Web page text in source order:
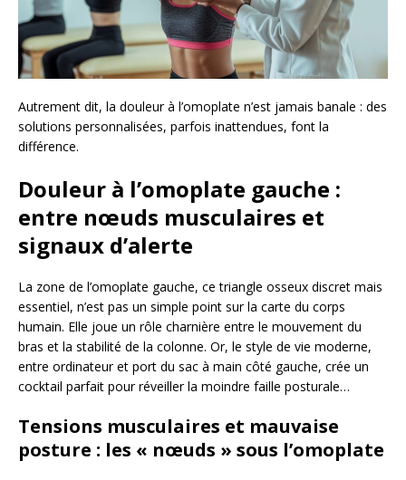
Autrement dit, la douleur à l’omoplate n’est jamais banale : des
solutions personnalisées, parfois inattendues, font la
différence.
Douleur à l’omoplate gauche :
entre nœuds musculaires et
signaux d’alerte
La zone de l’omoplate gauche, ce triangle osseux discret mais
essentiel, n’est pas un simple point sur la carte du corps
humain. Elle joue un rôle charnière entre le mouvement du
bras et la stabilité de la colonne. Or, le style de vie moderne,
entre ordinateur et port du sac à main côté gauche, crée un
cocktail parfait pour réveiller la moindre faille posturale…
Tensions musculaires et mauvaise
posture : les « nœuds » sous l’omoplate